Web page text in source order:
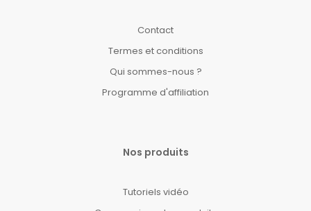
Contact
Termes et conditions
Qui sommes-nous ?
Programme d'affiliation
Nos produits
Tutoriels vidéo